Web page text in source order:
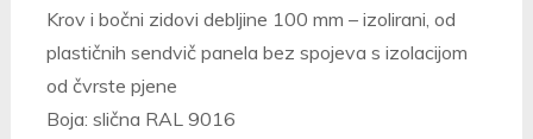
Krov i bočni zidovi debljine 100 mm – izolirani, od
plastičnih sendvič panela bez spojeva s izolacijom
od čvrste pjene
Boja: slična RAL 9016